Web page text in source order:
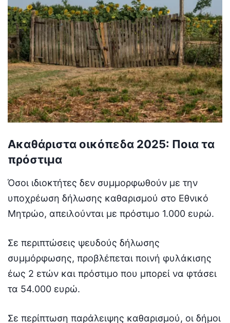
Ακαθάριστα οικόπεδα 2025: Ποια τα
πρόστιμα
Όσοι ιδιοκτήτες δεν συμμορφωθούν με την
υποχρέωση δήλωσης καθαρισμού στο Εθνικό
Μητρώο, απειλούνται με πρόστιμο 1.000 ευρώ.
Σε περιπτώσεις ψευδούς δήλωσης
συμμόρφωσης, προβλέπεται ποινή φυλάκισης
έως 2 ετών και πρόστιμο που μπορεί να φτάσει
τα 54.000 ευρώ.
Σε περίπτωση παράλειψης καθαρισμού, οι δήμοι